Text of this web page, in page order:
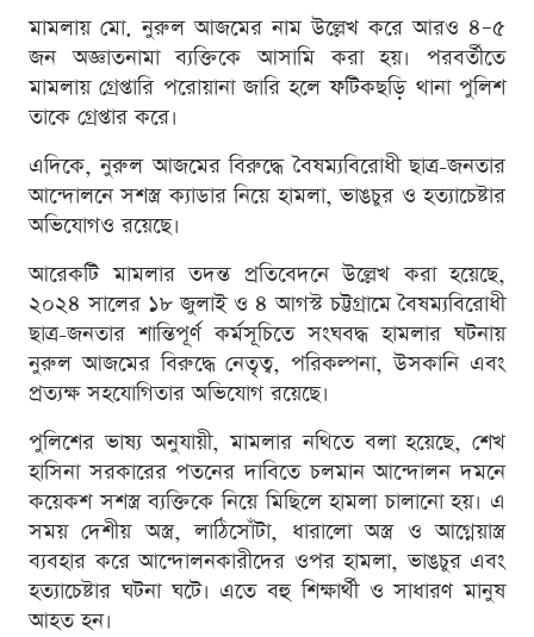
মামলায় মো. নুরুল আজমের নাম উল্লেখ করে আরও ৪–৫
জন অজ্ঞাতনামা ব্যক্তিকে আসামি করা হয়। পরবর্তীতে
মামলায় গ্রেপ্তারি পরোয়ানা জারি হলে ফটিকছড়ি থানা পুলিশ
তাকে গ্রেপ্তার করে।
এদিকে, নুরুল আজমের বিরুদ্ধে বৈষম্যবিরোধী ছাত্র-জনতার
আন্দোলনে সশস্ত্র ক্যাডার নিয়ে হামলা, ভাঙচুর ও হত্যাচেষ্টার
অভিযোগও রয়েছে।
আরেকটি মামলার তদন্ত প্রতিবেদনে উল্লেখ করা হয়েছে,
২০২৪ সালের ১৮ জুলাই ও ৪ আগস্ট চট্টগ্রামে বৈষম্যবিরোধী
ছাত্র-জনতার শান্তিপূর্ণ কর্মসূচিতে সংঘবদ্ধ হামলার ঘটনায়
নুরুল আজমের বিরুদ্ধে নেতৃত্ব, পরিকল্পনা, উসকানি এবং
প্রত্যক্ষ সহযোগিতার অভিযোগ রয়েছে।
পুলিশের ভাষ্য অনুযায়ী, মামলার নথিতে বলা হয়েছে, শেখ
হাসিনা সরকারের পতনের দাবিতে চলমান আন্দোলন দমনে
কয়েকশ সশস্ত্র ব্যক্তিকে নিয়ে মিছিলে হামলা চালানো হয়। এ
সময় দেশীয় অস্ত্র, লাঠিসোঁটা, ধারালো অস্ত্র ও আগ্নেয়াস্ত্র
ব্যবহার করে আন্দোলনকারীদের ওপর হামলা, ভাঙচুর এবং
হত্যাচেষ্টার ঘটনা ঘটে। এতে বহু শিক্ষার্থী ও সাধারণ মানুষ
আহত হন।